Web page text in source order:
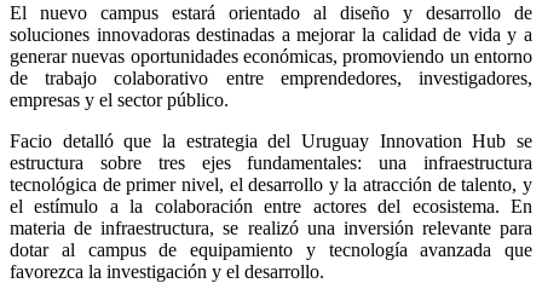
El nuevo campus estará orientado al diseño y desarrollo de
soluciones innovadoras destinadas a mejorar la calidad de vida y a
generar nuevas oportunidades económicas, promoviendo un entorno
de trabajo colaborativo entre emprendedores, investigadores,
empresas y el sector público.
Facio detalló que la estrategia del Uruguay Innovation Hub se
estructura sobre tres ejes fundamentales: una infraestructura
tecnológica de primer nivel, el desarrollo y la atracción de talento, y
el estímulo a la colaboración entre actores del ecosistema. En
materia de infraestructura, se realizó una inversión relevante para
dotar al campus de equipamiento y tecnología avanzada que
favorezca la investigación y el desarrollo.